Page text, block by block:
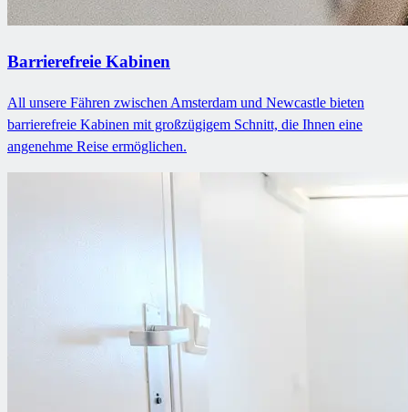
Barrierefreie Kabinen
All unsere Fähren zwischen Amsterdam und Newcastle bieten
barrierefreie Kabinen mit großzügigem Schnitt, die Ihnen eine
angenehme Reise ermöglichen.